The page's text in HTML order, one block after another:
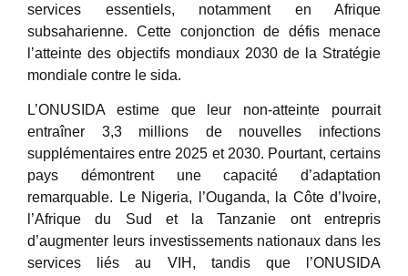
services essentiels, notamment en Afrique
subsaharienne. Cette conjonction de défis menace
l’atteinte des objectifs mondiaux 2030 de la Stratégie
mondiale contre le sida.
L’ONUSIDA estime que leur non-atteinte pourrait
entraîner 3,3 millions de nouvelles infections
supplémentaires entre 2025 et 2030. Pourtant, certains
pays démontrent une capacité d’adaptation
remarquable. Le Nigeria, l’Ouganda, la Côte d’Ivoire,
l’Afrique du Sud et la Tanzanie ont entrepris
d’augmenter leurs investissements nationaux dans les
services liés au VIH, tandis que l’ONUSIDA